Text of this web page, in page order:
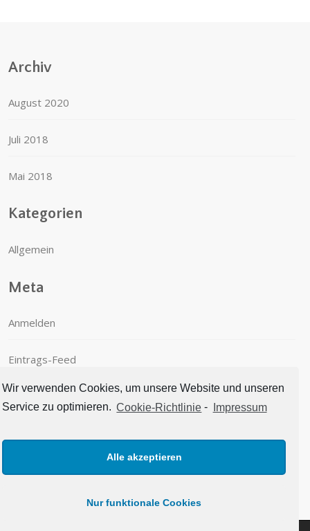
Wir verwenden Cookies, um unsere Website und unseren
Service zu optimieren. Cookie-Richtlinie - Impressum
Alle akzeptieren
Nur funktionale Cookies
Archiv
August 2020
Juli 2018
Mai 2018
Kategorien
Allgemein
Meta
Anmelden
Eintrags-Feed
Kommentar-Feed